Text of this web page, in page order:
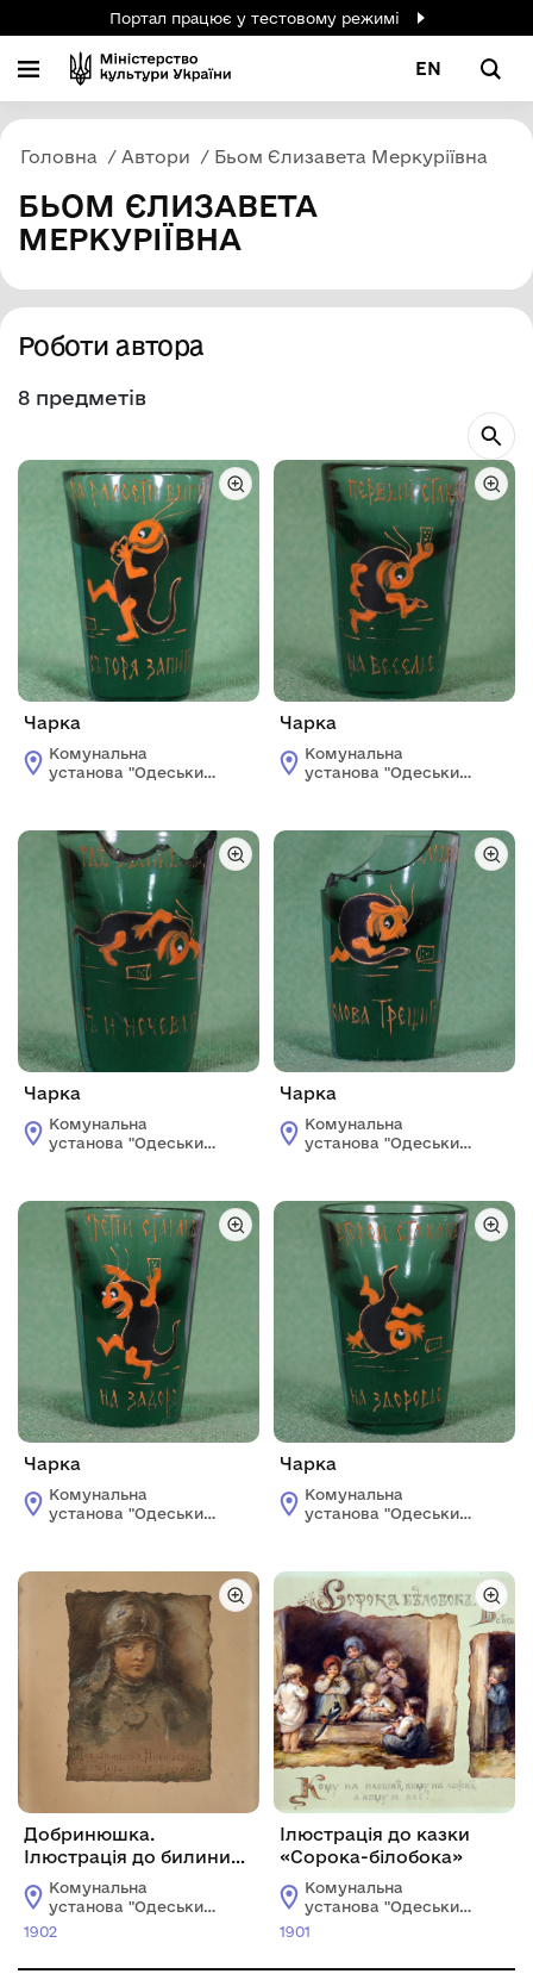
Портал працює у тестовому режимі
EN
Головна Автори Бьом Єлизавета Меркуріївна
БЬОМ ЄЛИЗАВЕТА
МЕРКУРІЇВНА
Роботи автора
8 предметів
Чарка
Комунальна
установа "Одеський
Чарка
Комунальна
установа "Одеський
Чарка
Комунальна
установа "Одеський
Чарка
Комунальна
установа "Одеський
Чарка
Комунальна
установа "Одеський
Чарка
Комунальна
установа "Одеський
Добринюшка.
Ілюстрація до билини
про Добриню Микитича
Комунальна
установа "Одеський
національний
1902
Ілюстрація до казки
«Сорока-білобока»
Комунальна
установа "Одеський
національний
1901